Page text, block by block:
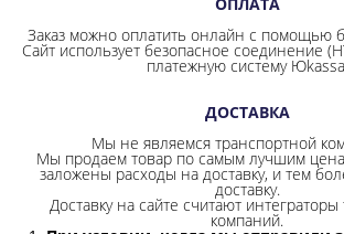
Заказ можно оплатить онлайн с помощью
Сайт использует безопасное соединение
платежную систему
ДОСТАВКА
Мы не являемся транспортной
Мы продаем товар по самым лучшим
заложены расходы на доставку, и тем
доставку.
Доставку на сайте считают
компаний.